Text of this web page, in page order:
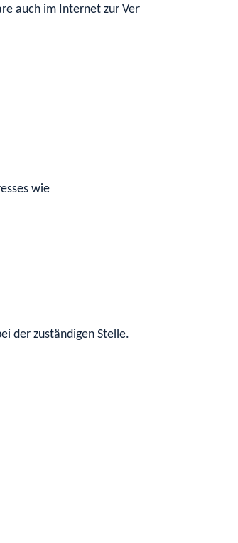
auch im Internet zur Verfügung.
wie
der zuständigen Stelle.